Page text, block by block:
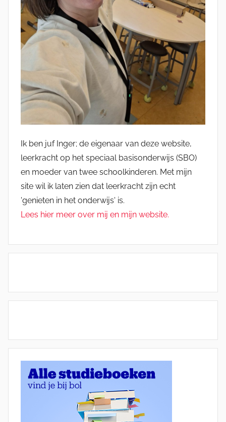
Ik ben juf Inger; de eigenaar van deze website,
leerkracht op het speciaal basisonderwijs (SBO)
en moeder van twee schoolkinderen. Met mijn
site wil ik laten zien dat leerkracht zijn echt
'genieten in het onderwijs' is.
Lees hier meer over mij en mijn website.